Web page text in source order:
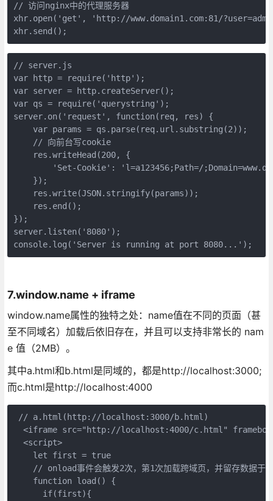
// 访问nginx中的代理服务器
xhr.open('get', 'http://www.domain1.com:81/
// server.js
var http = require('http');
var server = http.createServer();
var qs = require('querystring');
server.on('request', function(req, res) {
    var params = qs.parse(req.url.substring(2));
    // 向前台写cookie
    res.writeHead(200, {
'Set-Cookie': 'l=a123456;Path=/
    });
    res.write(JSON.stringify(params));
    res.end();
});
server.listen('8080');
7.window.name + iframe
window.name属性的独特之处：name值在不同的页面（甚
至不同域名）加载后依旧存在，并且可以支持非常长的 nam
e 值（2MB）。
其中a.html和b.html是同域的，都是http://localhost:3000;
而c.html是http://localhost:4000
// a.html(http://localhost:3000/b.html)
<iframe src="http://localhost:4000/c.html"
  <script>
    let first = true
// onload事件会触发2次，第1次加载跨域页，并留存数据于
    function load() {
      if(first){